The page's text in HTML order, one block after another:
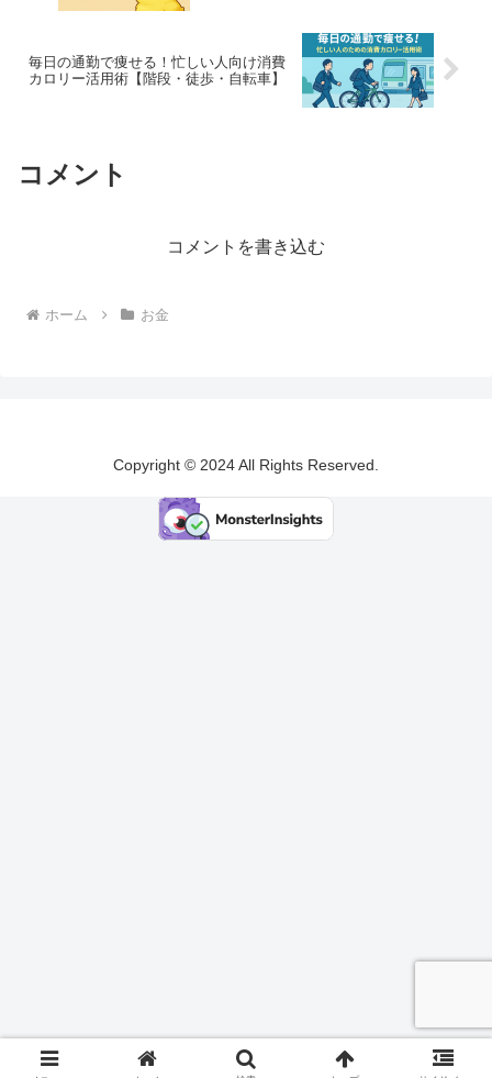
毎日の通勤で痩せる！忙しい人向け消費
カロリー活用術【階段・徒歩・自転車】
コメント
コメントを書き込む
ホーム お金
Copyright © 2024 All Rights Reserved.